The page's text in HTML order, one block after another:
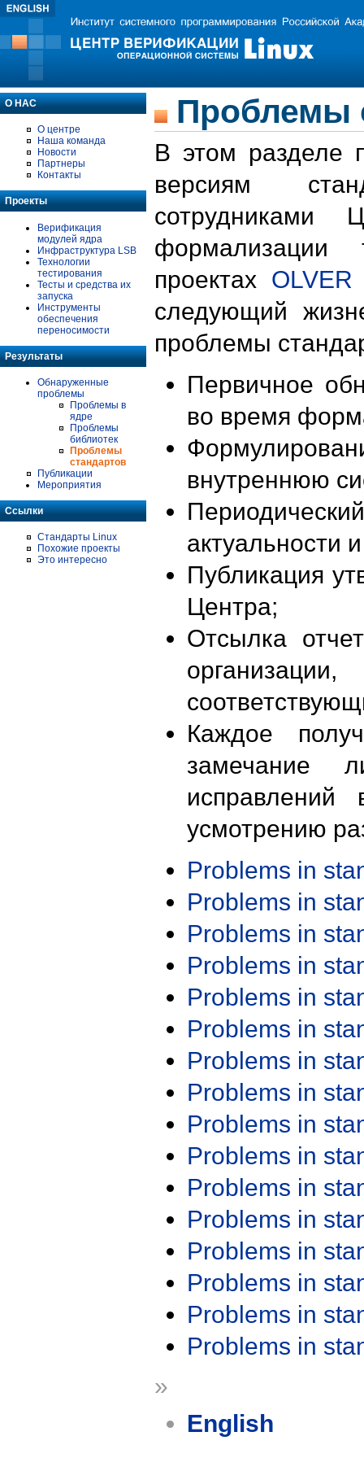
О НАС
О центре
Наша команда
Новости
Партнеры
Контакты
Проекты
Верификация
модулей ядра
Инфраструктура LSB
Технологии
тестирования
Тесты и средства их
запуска
Инструменты
обеспечения
переносимости
Результаты
Обнаруженные
проблемы
Проблемы в
ядре
Проблемы
библиотек
Проблемы
стандартов
Публикации
Мероприятия
Ссылки
Стандарты Linux
Похожие проекты
Это интересно
Проблемы
В этом разделе
версиям
формализации
проектах OLVER
следующий
проблемы
Первичное
во время
внутреннюю
актуальности
Публикация
Центра;
Отсылка
Каждое
замечание
исправлений
усмотрению
Problems in
Problems in
Problems in
Problems in
Problems in
Problems in
Problems in
Problems in
Problems in
Problems in
Problems in
Problems in
Problems in
Problems in
Problems in
Problems in
»
English